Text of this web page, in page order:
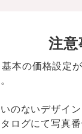
注
本の価格設定が
のないデザ
グにて写真